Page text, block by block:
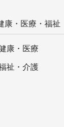
康・医療・福祉
康・医療
祉・介護